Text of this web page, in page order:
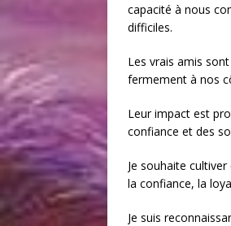
capacité à nous
difficiles.
Les vrais amis
fermement à nos
Leur impact est
confiance et des
Je souhaite
la confiance, la
Je suis